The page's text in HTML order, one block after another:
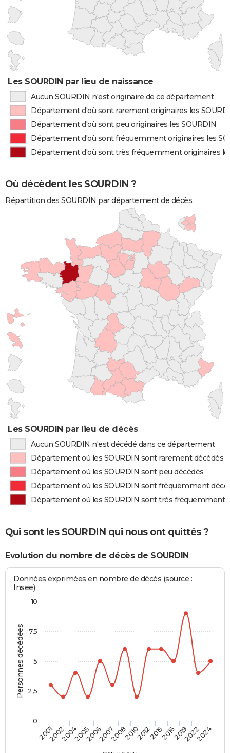
Les SOURDIN par lieu de naissance
Aucun SOURDIN n'est originaire de ce département
Département d'où sont rarement originaires les
Département d'où sont peu originaires les SOURDIN
Département d'où sont fréquemment originaires les
Département d'où sont très fréquemment originaires
Où décèdent les SOURDIN ?
Répartition des SOURDIN par département de décès.
Les SOURDIN par lieu de décès
Aucun SOURDIN n'est décédé dans ce département
Département où les SOURDIN sont rarement décédés
Département où les SOURDIN sont peu décédés
Département où les SOURDIN sont fréquemment
Département où les SOURDIN sont très fréquemment
Qui sont les SOURDIN qui nous ont quittés ?
Evolution du nombre de décès de SOURDIN
Personnes décédées
Données exprimées en nombre de décès (source :
Insee)
20012002200420052006200720082010201220152016201920222024
0
10
2,5
5
7,5